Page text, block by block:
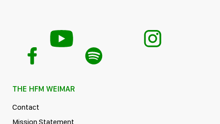
THE HFM WEIMAR
Contact
Mission Statement